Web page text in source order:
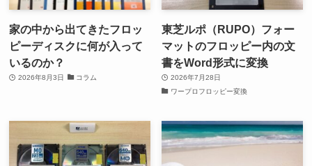
家の中から出てきたフロッ
ピーディスクに何が入って
いるのか？
2026年8月3日 コラム
東芝ルポ（RUPO）フォー
マットのフロッピー内の文
書をWord形式に変換
2026年7月28日
ワープロフロッピー変換